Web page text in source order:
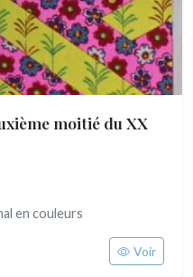
moitié du XX
en couleurs
Voir